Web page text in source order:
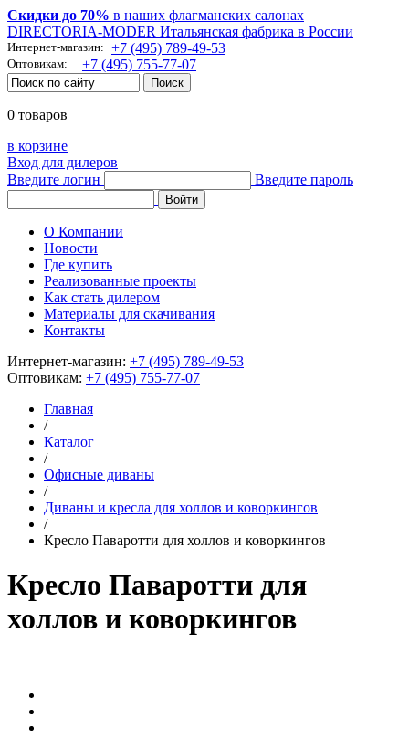
Скидки до 70% в наших флагманских салонах
DIRECTORIA-MODER Итальянская фабрика в России
Интернет-магазин: +7 (495) 789-49-53
Оптовикам: +7 (495) 755-77-07
0 товаров
в корзине
Вход для дилеров
Введите логин
Введите пароль
О Компании
Новости
Где купить
Реализованные проекты
Как стать дилером
Материалы для скачивания
Контакты
Интернет-магазин: +7 (495) 789-49-53
Оптовикам: +7 (495) 755-77-07
Главная
/
Каталог
/
Офисные диваны
/
Диваны и кресла для холлов и коворкингов
/
Кресло Паваротти для холлов и коворкингов
Кресло Паваротти для
холлов и коворкингов